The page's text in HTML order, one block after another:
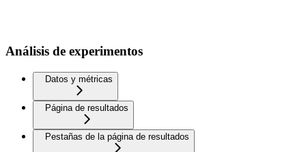
Análisis de experimentos
Datos y métricas
Página de resultados
Pestañas de la página de resultados